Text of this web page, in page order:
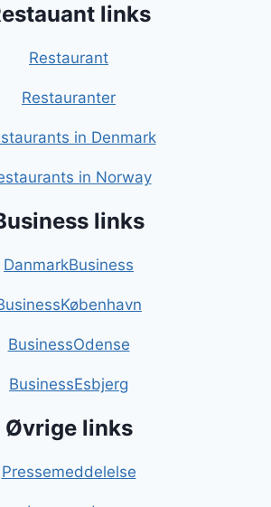
links
Restaurant
Restauranter
in Denmark
in Norway
links
DanmarkBusiness
BusinessOdense
BusinessEsbjerg
Øvrige links
Pressemeddelelse